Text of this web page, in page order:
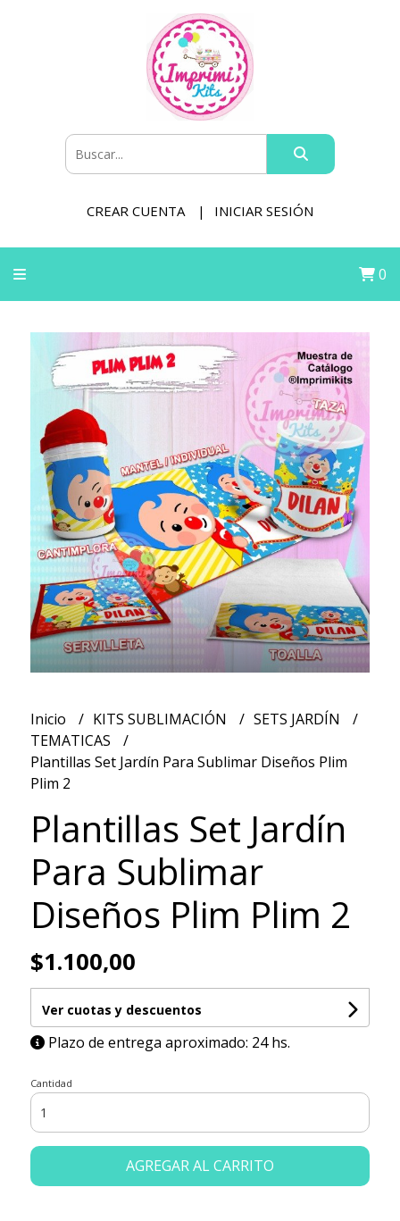
CREAR CUENTA INICIAR SESIÓN
0
Inicio KITS SUBLIMACIÓN
SETS JARDÍN
TEMATICAS
Plantillas Set Jardín Para Sublimar Diseños Plim
Plim 2
Plantillas Set Jardín
Para Sublimar
Diseños Plim Plim 2
$1.100,00
Ver cuotas y descuentos
Plazo de entrega aproximado: 24 hs.
Cantidad
AGREGAR AL CARRITO